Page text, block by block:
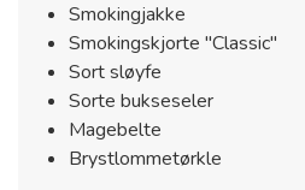
Smokingjakke
Smokingskjorte "Classic"
Sort sløyfe
Sorte bukseseler
Magebelte
Brystlommetørkle